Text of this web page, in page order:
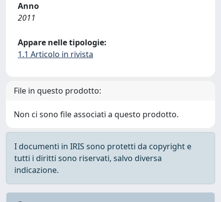
Anno
2011
Appare nelle tipologie:
1.1 Articolo in rivista
File in questo prodotto:
Non ci sono file associati a questo prodotto.
I documenti in IRIS sono protetti da copyright e
tutti i diritti sono riservati, salvo diversa
indicazione.